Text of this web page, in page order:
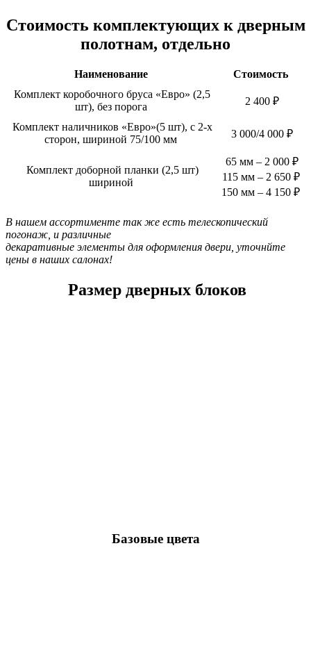
Стоимость комплектующих к дверным
полотнам, отдельно
Наименование
Стоимость
Комплект коробочного бруса «Евро» (2,5
шт), без порога
2 400 ₽
Комплект наличников «Евро»(5 шт), с 2-х
сторон, шириной 75/100 мм
3 000/4 000 ₽
Комплект доборной планки (2,5 шт)
шириной
65 мм – 2 000 ₽
115 мм – 2 650 ₽
150 мм – 4 150 ₽
В нашем ассортименте так же есть телескопический
погонаж, и различные
декаративные элементы для оформления двери, уточнйте
цены в наших салонах!
Размер дверных блоков
Базовые цвета